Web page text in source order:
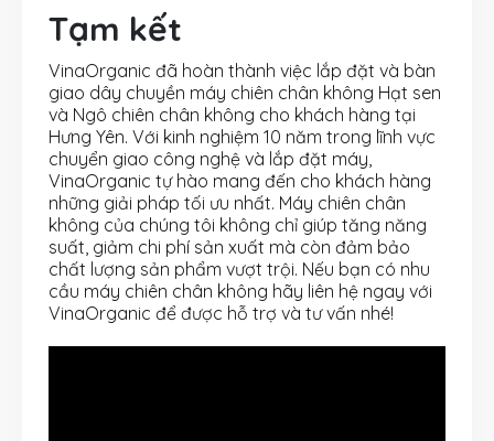
Tạm kết
VinaOrganic đã hoàn thành việc lắp đặt và bàn
giao dây chuyền máy chiên chân không Hạt sen
và Ngô chiên chân không cho khách hàng tại
Hưng Yên. Với kinh nghiệm 10 năm trong lĩnh vực
chuyển giao công nghệ và lắp đặt máy,
VinaOrganic tự hào mang đến cho khách hàng
những giải pháp tối ưu nhất. Máy chiên chân
không của chúng tôi không chỉ giúp tăng năng
suất, giảm chi phí sản xuất mà còn đảm bảo
chất lượng sản phẩm vượt trội. Nếu bạn có nhu
cầu máy chiên chân không hãy liên hệ ngay với
VinaOrganic để được hỗ trợ và tư vấn nhé!